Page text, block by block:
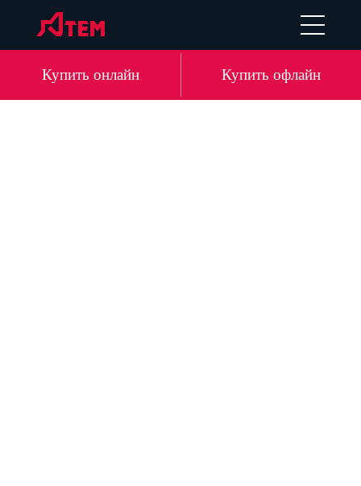
DE LV
Купить онлайн Купить офлайн